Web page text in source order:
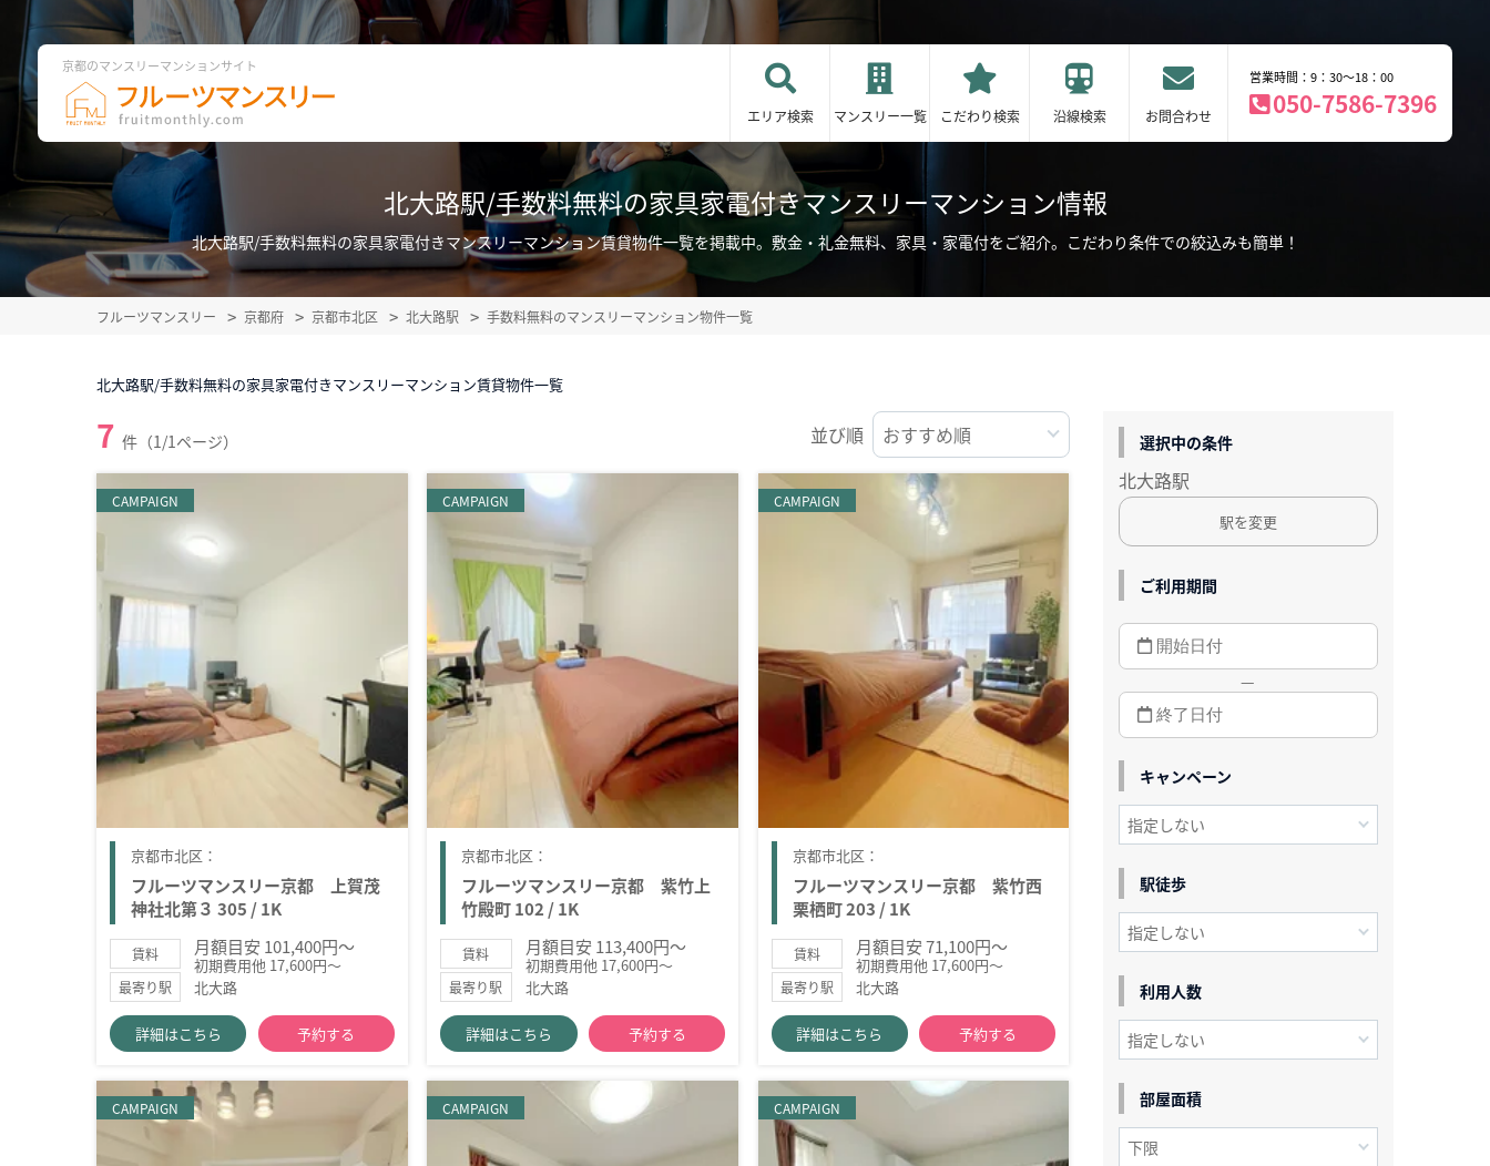
京都のマンスリーマンションサイト
エリア検索 マンスリー一覧 こだわり検索 沿線検索 お問合わせ
営業時間：9：30～18：00
050-7586-7396
北大路駅/手数料無料の家具家電付きマンスリーマンション情報
北大路駅/手数料無料の家具家電付きマンスリーマンション賃貸物件一覧を掲載中。敷金・礼金無料、家具・家電付をご紹介。こだわり条件での絞込みも簡単！
フルーツマンスリー 京都府 京都市北区 北大路駅 手数料無料のマンスリーマンション物件一覧
北大路駅/手数料無料の家具家電付きマンスリーマンション賃貸物件一覧
7 件（1/1ページ） 並び順
CAMPAIGN
京都市北区：
フルーツマンスリー京都 上賀茂
神社北第３ 305 / 1K
賃料 月額目安 101,400円～
初期費用他 17,600円～
最寄り駅 北大路
詳細はこちら 予約する
CAMPAIGN
京都市北区：
フルーツマンスリー京都 紫竹上
竹殿町 102 / 1K
賃料 月額目安 113,400円～
初期費用他 17,600円～
最寄り駅 北大路
詳細はこちら 予約する
CAMPAIGN
京都市北区：
フルーツマンスリー京都 紫竹西
栗栖町 203 / 1K
賃料 月額目安 71,100円～
初期費用他 17,600円～
最寄り駅 北大路
詳細はこちら 予約する
CAMPAIGN CAMPAIGN CAMPAIGN
選択中の条件
北大路駅
駅を変更
ご利用期間
—
キャンペーン
駅徒歩
利用人数
部屋面積